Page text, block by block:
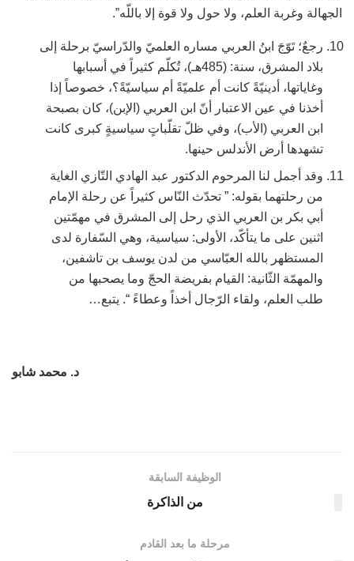
الجهالة وغربة العلم، ولا حول ولا قوة إلا باللّه”.
رجعٌ؛ تَوّجَ ابنُ العربي مساره العلميّ والدّراسيّ برحلة إلى
بلاد المشرق، سنة: (485هـ)، تُكلّم كثيراً في أسبابها
وغاياتها، أدينيّةً كانت أم علميّةً أم سياسيّةً؟، خصوصاً إذا
أخذنا في عين الاعتبار أنّ ابن العربي (الإبن)، كان بصبحة
ابن العربي (الأب)، وفي ظلّ تقلّباتٍ سياسيةٍ كبرى كانت
تشهدها أرض الأندلس حينها.
وقد أجمل لنا المرحوم الدكتور عبد الهادي التّازي الغاية
من رحلتهما بقوله: ” تحدّث النّاس كثيراً عن رحلة الإمام
أبي بكر بن العربي الذي رحل إلى المشرق في مهمّتين
اثنين على ما يتأكّد، الأولى: سياسية، وهي السّفارة لدى
المستظهر بالله العبّاسي من لدن يوسف بن تاشفين،
والمهمّة الثّانية: القيام بفريضة الحجّ وما يصحبها من
طلب العلم، ولقاء الرّجال أخذاً وعطاءً “. يتبع…
د. محمد شابو
الوظيفة السابقة
من الذاكرة
مرحلة ما بعد القادم